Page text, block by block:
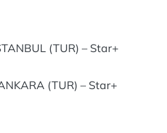
(TUR) – Star+
(TUR) – Star+